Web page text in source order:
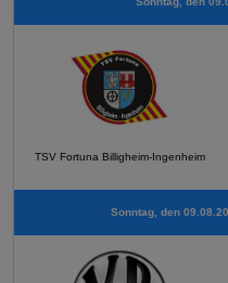
TSV Fortuna Billigheim-Ingenheim
Sonntag, den